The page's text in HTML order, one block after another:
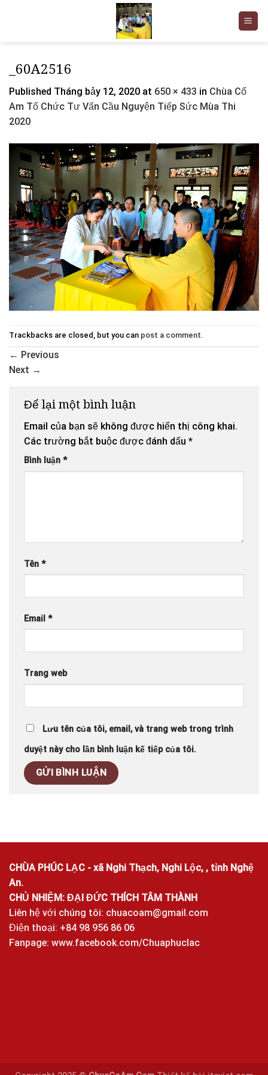
_60A2516
Published Tháng bảy 12, 2020 at 650 × 433 in Chùa Cổ
Am Tổ Chức Tư Vấn Cầu Nguyện Tiếp Sức Mùa Thi
2020
Trackbacks are closed, but you can post a comment.
← Previous
Next →
Để lại một bình luận
Email của bạn sẽ không được hiển thị công khai.
Các trường bắt buộc được đánh dấu *
Bình luận *
Tên *
Email *
Trang web
Lưu tên của tôi, email, và trang web trong trình
duyệt này cho lần bình luận kế tiếp của tôi.
CHÙA PHÚC LẠC - xã Nghi Thạch, Nghi Lộc, , tỉnh Nghệ
An.
CHỦ NHIỆM: ĐẠI ĐỨC THÍCH TÂM THÀNH
Liên hệ với chúng tôi: chuacoam@gmail.com
Điện thoại: +84 98 956 86 06
Fanpage: www.facebook.com/Chuaphuclac